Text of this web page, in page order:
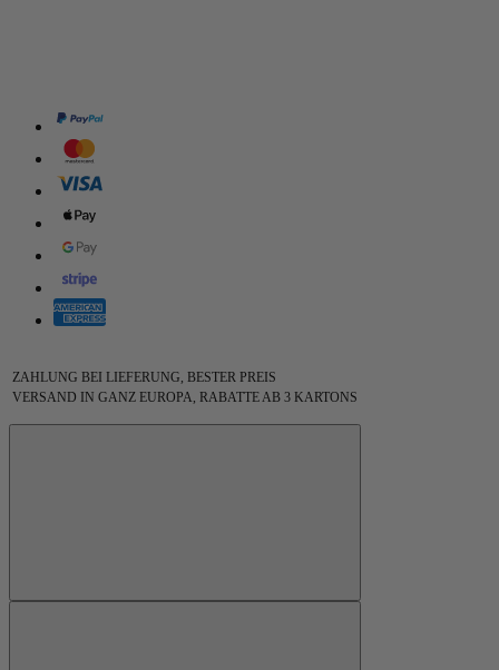
ZAHLUNG BEI LIEFERUNG, BESTER PREIS
VERSAND IN GANZ EUROPA, RABATTE AB 3 KARTONS